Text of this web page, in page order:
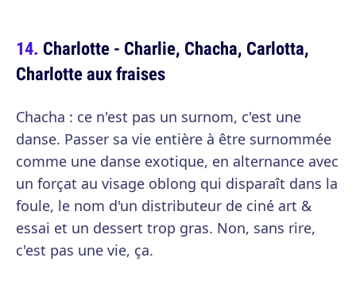
Charlotte - Charlie, Chacha, Carlotta,
Charlotte aux fraises
Chacha : ce n'est pas un surnom, c'est une
danse. Passer sa vie entière à être surnommée
comme une danse exotique, en alternance avec
un forçat au visage oblong qui disparaît dans la
foule, le nom d'un distributeur de ciné art &
essai et un dessert trop gras. Non, sans rire,
c'est pas une vie, ça.